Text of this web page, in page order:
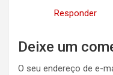
Responder
Deixe um
O seu endereço de e-